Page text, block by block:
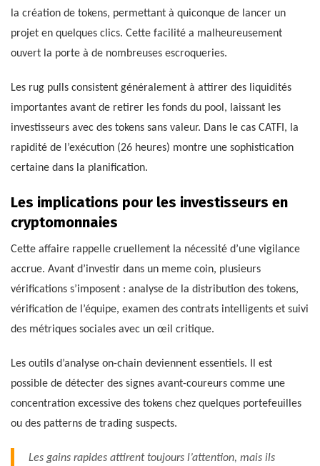
la création de tokens, permettant à quiconque de lancer un
projet en quelques clics. Cette facilité a malheureusement
ouvert la porte à de nombreuses escroqueries.
Les rug pulls consistent généralement à attirer des liquidités
importantes avant de retirer les fonds du pool, laissant les
investisseurs avec des tokens sans valeur. Dans le cas CATFI, la
rapidité de l’exécution (26 heures) montre une sophistication
certaine dans la planification.
Les implications pour les investisseurs en
cryptomonnaies
Cette affaire rappelle cruellement la nécessité d’une vigilance
accrue. Avant d’investir dans un meme coin, plusieurs
vérifications s’imposent : analyse de la distribution des tokens,
vérification de l’équipe, examen des contrats intelligents et suivi
des métriques sociales avec un œil critique.
Les outils d’analyse on-chain deviennent essentiels. Il est
possible de détecter des signes avant-coureurs comme une
concentration excessive des tokens chez quelques portefeuilles
ou des patterns de trading suspects.
Les gains rapides attirent toujours l’attention, mais ils